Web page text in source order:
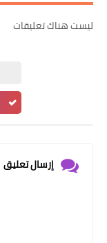
ليست هناك تعليقات
إرسال تعليق